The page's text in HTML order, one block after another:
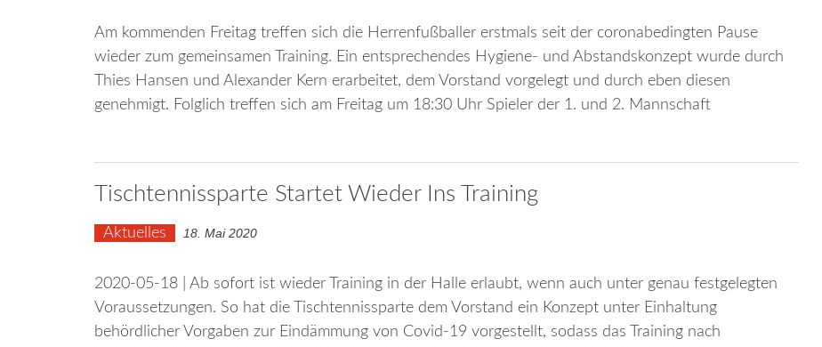
Am kommenden Freitag treffen sich die Herrenfußballer erstmals seit der coronabedingten Pause
wieder zum gemeinsamen Training. Ein entsprechendes Hygiene- und Abstandskonzept wurde durch
Thies Hansen und Alexander Kern erarbeitet, dem Vorstand vorgelegt und durch eben diesen
genehmigt. Folglich treffen sich am Freitag um 18:30 Uhr Spieler der 1. und 2. Mannschaft
Tischtennissparte Startet Wieder Ins Training
Aktuelles 18. Mai 2020
2020-05-18 | Ab sofort ist wieder Training in der Halle erlaubt, wenn auch unter genau festgelegten
Voraussetzungen. So hat die Tischtennissparte dem Vorstand ein Konzept unter Einhaltung
behördlicher Vorgaben zur Eindämmung von Covid-19 vorgestellt, sodass das Training nach